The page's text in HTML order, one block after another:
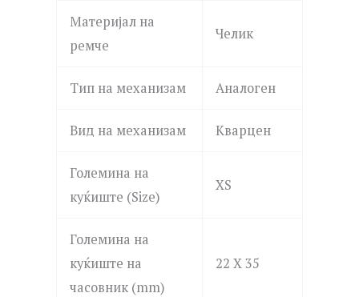
Материјал на
ремче
Челик
Тип на механизам Аналоген
Вид на механизам Кварцен
Големина на
куќиште (Size)
XS
Големина на
куќиште на
часовник (mm)
22 X 35